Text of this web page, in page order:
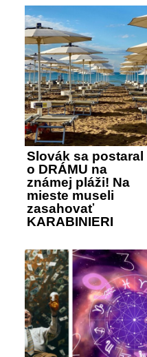
Slovák sa postaral
o DRÁMU na
známej pláži! Na
mieste museli
zasahovať
KARABINIERI